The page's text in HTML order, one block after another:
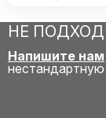
НЕ
Напишите нам